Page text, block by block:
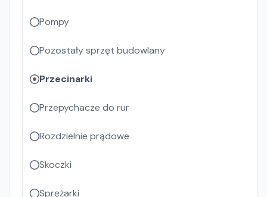
Pompy
Pozostały sprzęt budowlany
Przecinarki
Przepychacze do rur
Rozdzielnie prądowe
Skoczki
Sprężarki